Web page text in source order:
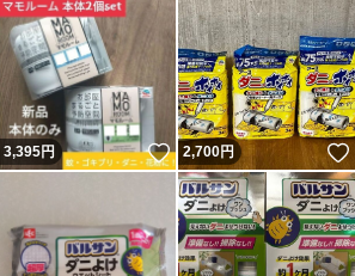
いいね！
3,395円 いいね！
2,700円